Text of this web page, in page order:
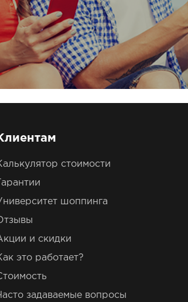
стоимости
Гарантии
шоппинга
и скидки
это работает?
задаваемые вопросы